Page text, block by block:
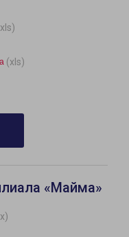
(xls)
«Майма»